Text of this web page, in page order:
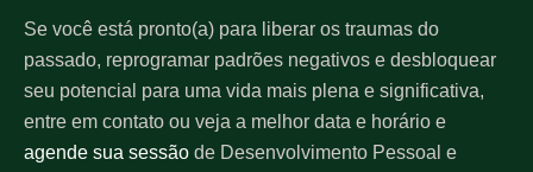
Se você está pronto(a) para liberar os traumas do
passado, reprogramar padrões negativos e desbloquear
seu potencial para uma vida mais plena e significativa,
entre em contato ou veja a melhor data e horário e
agende sua sessão de Desenvolvimento Pessoal e